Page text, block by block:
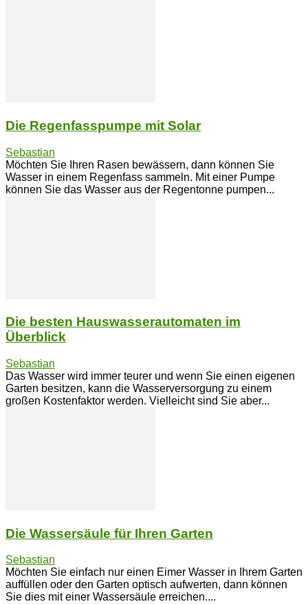
Die Regenfasspumpe mit Solar
Sebastian
Möchten Sie Ihren Rasen bewässern, dann können Sie
Wasser in einem Regenfass sammeln. Mit einer Pumpe
können Sie das Wasser aus der Regentonne pumpen...
Die besten Hauswasserautomaten im
Überblick
Sebastian
Das Wasser wird immer teurer und wenn Sie einen eigenen
Garten besitzen, kann die Wasserversorgung zu einem
großen Kostenfaktor werden. Vielleicht sind Sie aber...
Die Wassersäule für Ihren Garten
Sebastian
Möchten Sie einfach nur einen Eimer Wasser in Ihrem Garten
auffüllen oder den Garten optisch aufwerten, dann können
Sie dies mit einer Wassersäule erreichen....